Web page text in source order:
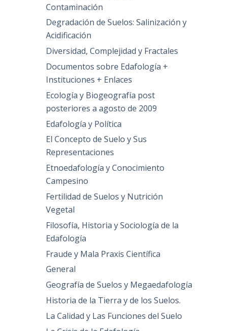
Contaminación
Degradación de Suelos: Salinización y
Acidificación
Diversidad, Complejidad y Fractales
Documentos sobre Edafología +
Instituciones + Enlaces
Ecología y Biogeografía post
posteriores a agosto de 2009
Edafología y Política
El Concepto de Suelo y Sus
Representaciones
Etnoedafología y Conocimiento
Campesino
Fertilidad de Suelos y Nutrición
Vegetal
Filosofía, Historia y Sociología de la
Edafología
Fraude y Mala Praxis Científica
General
Geografía de Suelos y Megaedafología
Historia de la Tierra y de los Suelos.
La Calidad y Las Funciones del Suelo